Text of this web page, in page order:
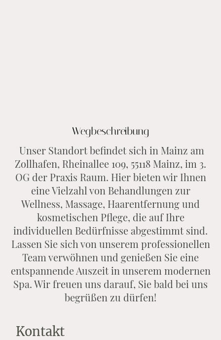
Wegbeschreibung
Unser Standort befindet sich in Mainz am
Zollhafen, Rheinallee 109, 55118 Mainz, im 3.
OG der Praxis Raum. Hier bieten wir Ihnen
eine Vielzahl von Behandlungen zur
Wellness, Massage, Haarentfernung und
kosmetischen Pflege, die auf Ihre
individuellen Bedürfnisse abgestimmt sind.
Lassen Sie sich von unserem professionellen
Team verwöhnen und genießen Sie eine
entspannende Auszeit in unserem modernen
Spa. Wir freuen uns darauf, Sie bald bei uns
begrüßen zu dürfen!
Kontakt